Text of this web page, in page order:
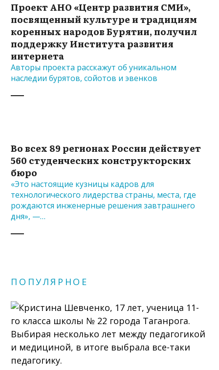
Проект АНО «Центр развития СМИ»,
посвященный культуре и традициям
коренных народов Бурятии, получил
поддержку Института развития
интернета
Авторы проекта расскажут об уникальном
наследии бурятов, сойотов и эвенков
Во всех 89 регионах России действует
560 студенческих конструкторских
бюро
«Это настоящие кузницы кадров для
технологического лидерства страны, места, где
рождаются инженерные решения завтрашнего
дня», —…
ПОПУЛЯРНОЕ